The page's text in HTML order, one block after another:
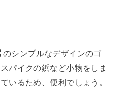
のシンプルなデザインのゴ
パイクの鋲など小物をしま
いるため、便利でしょう。